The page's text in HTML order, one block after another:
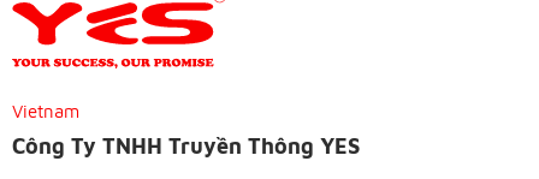
Vietnam
Công Ty TNHH Truyền Thông YES